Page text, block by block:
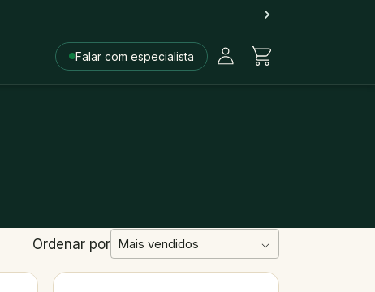
Falar com especialista
Ordenar por